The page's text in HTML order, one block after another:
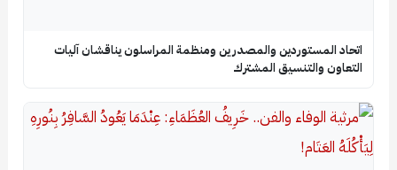
اتحاد المستوردين والمصدرين ومنظمة المراسلون يناقشان آليات
التعاون والتنسيق المشترك